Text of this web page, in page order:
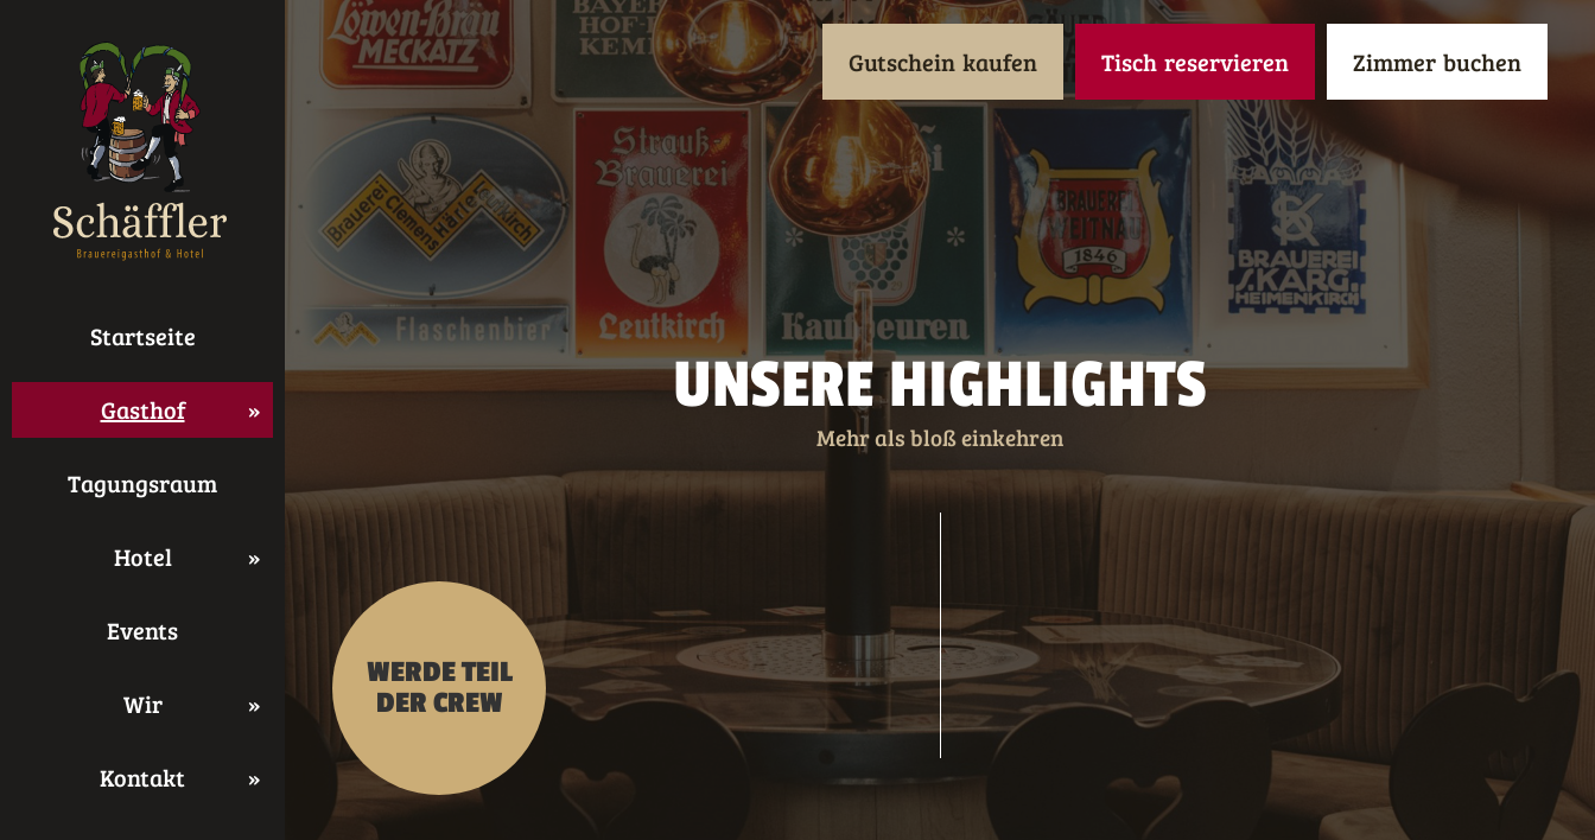
Startseite
Gasthof
Tagungsraum
Hotel
Events
Wir
Kontakt
UNSERE HIGHLIGHTS
Mehr als bloß einkehren
WERDE TEIL
DER CREW
Gutschein kaufen Tisch reservieren Zimmer buchen